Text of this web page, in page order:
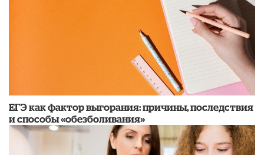
​ЕГЭ как фактор выгорания: причины, последствия
и способы «обезболивания»